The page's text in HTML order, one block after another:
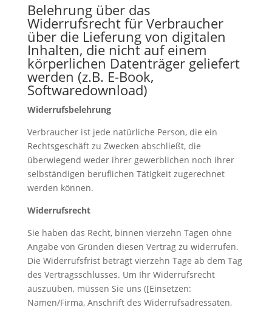
Belehrung über das
Widerrufsrecht für Verbraucher
über die Lieferung von digitalen
Inhalten, die nicht auf einem
körperlichen Datenträger geliefert
werden (z.B. E-Book,
Softwaredownload)
Widerrufsbelehrung
Verbraucher ist jede natürliche Person, die ein
Rechtsgeschäft zu Zwecken abschließt, die
überwiegend weder ihrer gewerblichen noch ihrer
selbständigen beruflichen Tätigkeit zugerechnet
werden können.
Widerrufsrecht
Sie haben das Recht, binnen vierzehn Tagen ohne
Angabe von Gründen diesen Vertrag zu widerrufen.
Die Widerrufsfrist beträgt vierzehn Tage ab dem Tag
des Vertragsschlusses. Um Ihr Widerrufsrecht
auszuüben, müssen Sie uns ([Einsetzen:
Namen/Firma, Anschrift des Widerrufsadressaten,